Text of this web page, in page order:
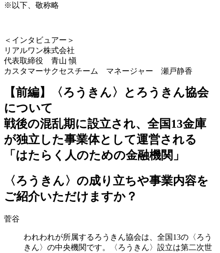
※以下、敬称略
＜インタビュアー＞
リアルワン株式会社
代表取締役 青山 愼
カスタマーサクセスチーム マネージャー 瀬戸静香
【前編】〈ろうきん〉とろうきん協会
について
戦後の混乱期に設立され、全国13金庫
が独立した事業体として運営される
「はたらく人のための金融機関」
〈ろうきん〉の成り立ちや事業内容を
ご紹介いただけますか？
菅谷
われわれが所属するろうきん協会は、全国13の〈ろう
きん〉の中央機関です。〈ろうきん〉設立は第二次世